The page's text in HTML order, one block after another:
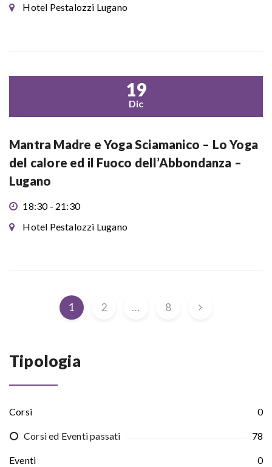
Hotel Pestalozzi Lugano
19
Dic
Mantra Madre e Yoga Sciamanico – Lo Yoga
del calore ed il Fuoco dell’Abbondanza –
Lugano
18:30 - 21:30
Hotel Pestalozzi Lugano
1 2 … 8
Tipologia
Corsi 0
Corsi ed Eventi passati 78
Eventi 0